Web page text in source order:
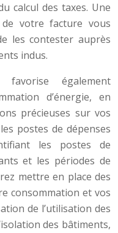
calcul des taxes. Une
votre facture vous
les contester auprès
indus.
favorise également
d’énergie, en
précieuses sur vos
postes de dépenses
les postes de
et les périodes de
mettre en place des
consommation et vos
de l’utilisation des
des bâtiments,